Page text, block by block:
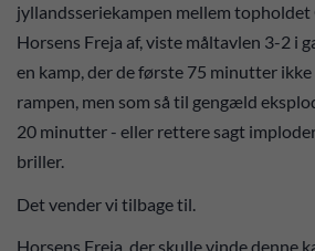
jyllandsseriekampen mellem
Horsens Freja af, viste måltavlen 3-2 i
en kamp, der de første 75 minutter
rampen, men som så til gengæld
20 minutter - eller rettere sagt
briller.
Det vender vi tilbage til.
Horsens Freja, der skulle vinde denne